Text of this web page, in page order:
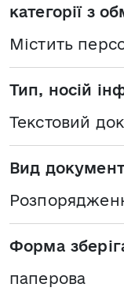
категорії з
Містить
Тип, носій
Текстовий
Вид
Форма
паперова